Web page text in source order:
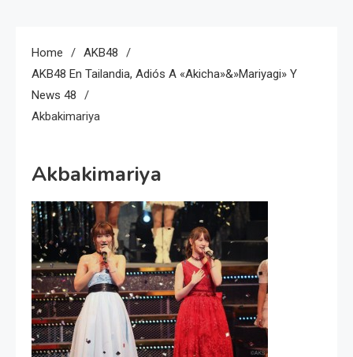
Home
AKB48
AKB48 En Tailandia, Adiós A «Akicha»&»Mariyagi» Y
News 48
Akbakimariya
Akbakimariya